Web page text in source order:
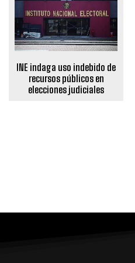
INE indaga uso indebido de
recursos públicos en
elecciones judiciales